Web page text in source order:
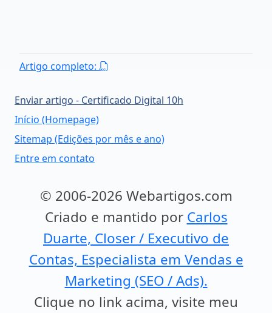
Artigo completo:
Enviar artigo - Certificado Digital 10h
Início (Homepage)
Sitemap (Edições por mês e ano)
Entre em contato
© 2006-2026 Webartigos.com
Criado e mantido por Carlos
Duarte, Closer / Executivo de
Contas, Especialista em Vendas e
Marketing (SEO / Ads).
Clique no link acima, visite meu